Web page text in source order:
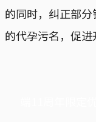
的同时，纠正部
的代孕污名，促进